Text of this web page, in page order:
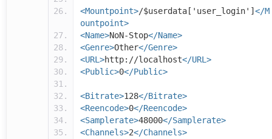
<Mountpoint>/$userdata['user_login'] </M
ountpoint>
<Name>NoN-Stop</Name>
<Genre>Other</Genre>
<URL>http://localhost</URL>
<Public>0</Public>
<Bitrate>128</Bitrate>
<Reencode>0</Reencode>
<Samplerate>48000</Samplerate>
<Channels>2</Channels>